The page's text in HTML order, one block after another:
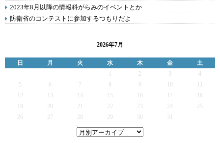
2023年8月以降の情報科がらみのイベントとか
防衛省のコンテストに参加するつもりだよ
2026年7月
日 月 火 水 木 金
土
2 3
4
5
6 7 9
12
13 14 15 16 17
19
20 21 22 23 24
25
26
27 28 29 30 31